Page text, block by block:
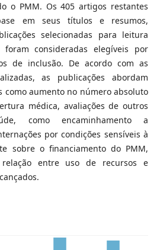
o PMM. Os 405 artigos restantes
em seus títulos e resumos,
selecionadas para leitura
foram consideradas elegíveis por
de inclusão. De acordo com as
as publicações abordam
como aumento no número absoluto
médica, avaliações de outros
como encaminhamento a
por condições sensíveis à
sobre o financiamento do PMM,
entre uso de recursos e